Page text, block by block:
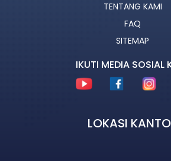
TENTANG KAMI
FAQ
SITEMAP
IKUTI MEDIA SOSIAL
LOKASI